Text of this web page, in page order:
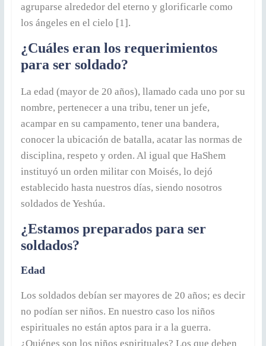
agruparse alrededor del eterno y glorificarle como
los ángeles en el cielo [1].
¿Cuáles eran los requerimientos
para ser soldado?
La edad (mayor de 20 años), llamado cada uno por su
nombre, pertenecer a una tribu, tener un jefe,
acampar en su campamento, tener una bandera,
conocer la ubicación de batalla, acatar las normas de
disciplina, respeto y orden. Al igual que HaShem
instituyó un orden militar con Moisés, lo dejó
establecido hasta nuestros días, siendo nosotros
soldados de Yeshúa.
¿Estamos preparados para ser
soldados?
Edad
Los soldados debían ser mayores de 20 años; es decir
no podían ser niños. En nuestro caso los niños
espirituales no están aptos para ir a la guerra.
¿Quiénes son los niños espirituales? Los que deben